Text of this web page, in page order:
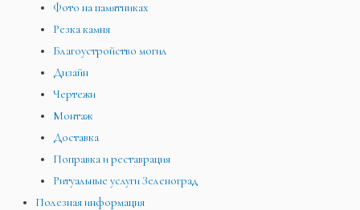
Фото на памятниках
Резка камня
Благоустройство могил
Дизайн
Чертежи
Монтаж
Доставка
Поправка и реставрация
Ритуальные услуги Зеленоград
Полезная информация